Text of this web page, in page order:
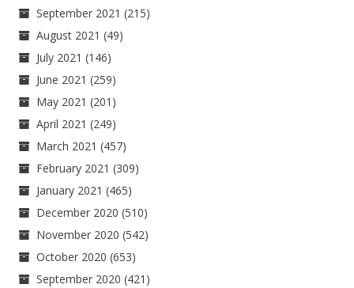
September 2021 (215)
August 2021 (49)
July 2021 (146)
June 2021 (259)
May 2021 (201)
April 2021 (249)
March 2021 (457)
February 2021 (309)
January 2021 (465)
December 2020 (510)
November 2020 (542)
October 2020 (653)
September 2020 (421)